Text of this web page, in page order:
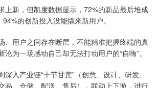
上新，但凯度数据显示，72%的新品最后堆成
的创新投入没能撬来新用户。
、用户之间存在断层，不能精准把握终端的真
为一场感动自己却无法打动用户的“自嗨”。
入产业链“十节甘蔗”（创意、设计、研发、
易、仓储、配送、售后），联动上下游，进行